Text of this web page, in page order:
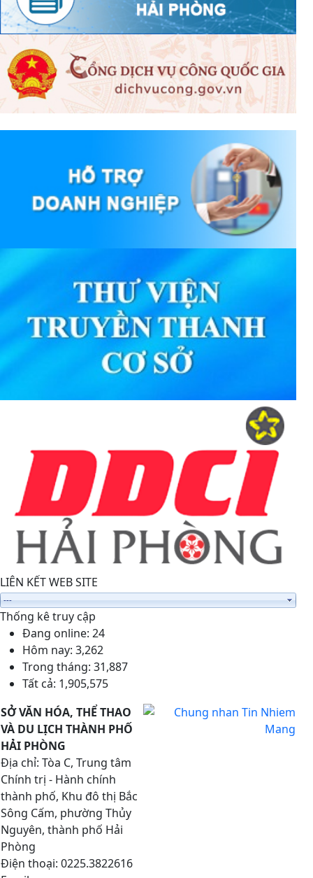
LIÊN KẾT WEB SITE
Thống kê truy cập
Đang online: 24
Hôm nay: 3,262
Trong tháng: 31,887
Tất cả: 1,905,575
SỞ VĂN HÓA, THỂ THAO
VÀ DU LỊCH THÀNH PHỐ
HẢI PHÒNG
Địa chỉ: Tòa C, Trung tâm
Chính trị - Hành chính
thành phố, Khu đô thị Bắc
Sông Cấm, phường Thủy
Nguyên, thành phố Hải
Phòng
Điện thoại: 0225.3822616